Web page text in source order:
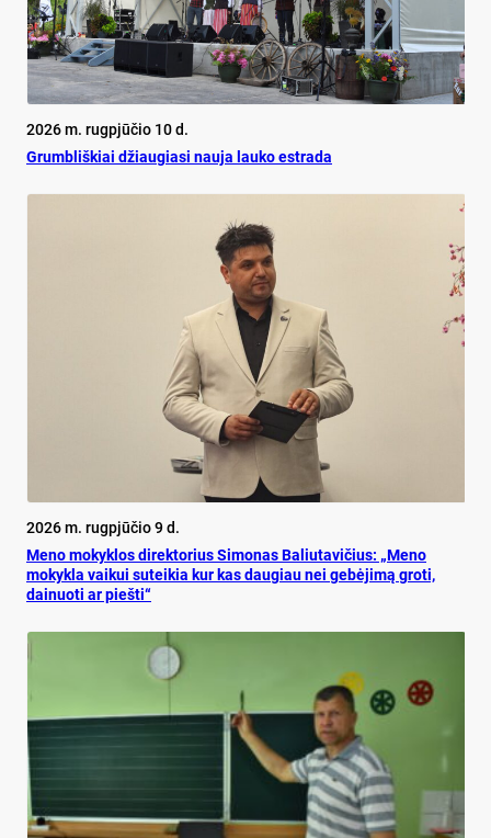
2026 m. rugpjūčio 10 d.
Grumbliškiai džiaugiasi nauja lauko estrada
2026 m. rugpjūčio 9 d.
Meno mokyklos direktorius Simonas Baliutavičius: „Meno
mokykla vaikui suteikia kur kas daugiau nei gebėjimą groti,
dainuoti ar piešti“